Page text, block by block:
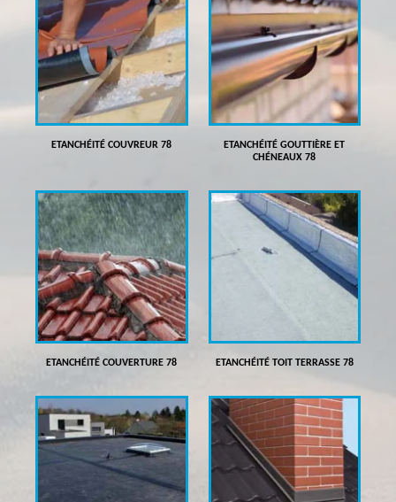
ETANCHÉITÉ COUVREUR 78
ETANCHÉITÉ GOUTTIÈRE ET
CHÉNEAUX 78
ETANCHÉITÉ COUVERTURE 78 ETANCHÉITÉ TOIT TERRASSE 78